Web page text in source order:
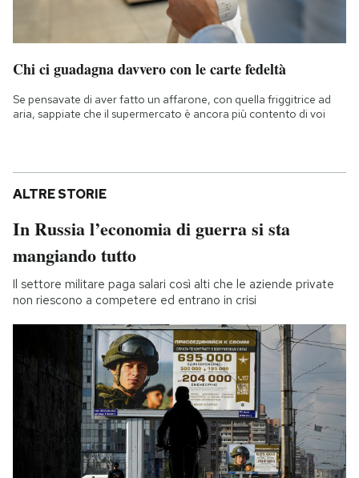
Chi ci guadagna davvero con le carte fedeltà
Se pensavate di aver fatto un affarone, con quella friggitrice ad
aria, sappiate che il supermercato è ancora più contento di voi
ALTRE STORIE
In Russia l’economia di guerra si sta
mangiando tutto
Il settore militare paga salari così alti che le aziende private
non riescono a competere ed entrano in crisi